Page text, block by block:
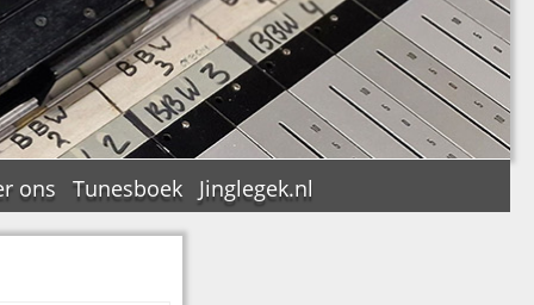
ons Tunesboek Jinglegek.nl